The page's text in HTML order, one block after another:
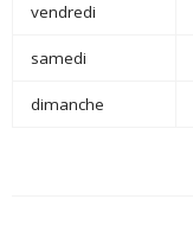
vendredi
samedi
dimanche